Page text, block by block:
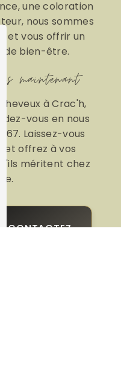
une coloration
nous sommes
et vous offrir un
de bien-être.
maintenant
à Crac'h,
vous en nous
67. Laissez-vous
et offrez à vos
méritent chez
CONTACTEZ-